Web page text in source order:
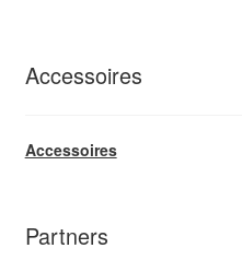
Accessoires
Accessoires
Partners